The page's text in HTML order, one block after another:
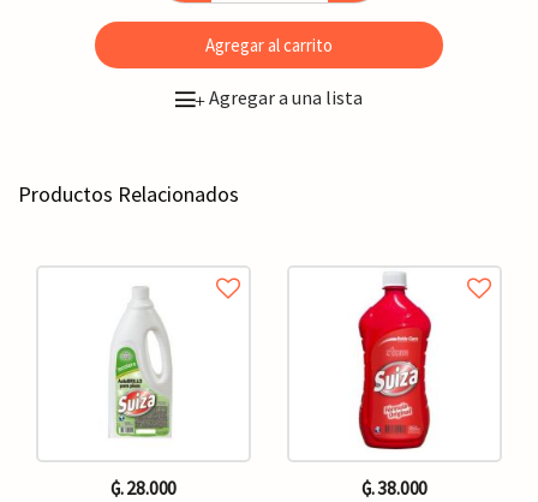
Agregar al carrito
+Agregar a una lista
Productos Relacionados
₲. 28.000 ₲. 38.000